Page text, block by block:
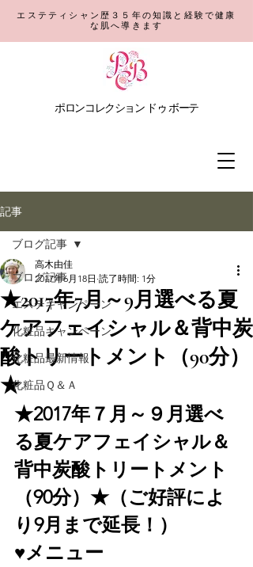
エステティシャン歴３５年の知識と経験で健康
な肌へ導きます
​ポロンコレクション ドゥ ボーテ
記事
ブログ記事
エステキャンペーン
化粧品キャンペーン
化粧品最新情報
化粧品Ｑ＆Ａ
ブログ記事
★2017年7月～9月選べる夏
ケアフェイシャル＆背中炭
酸トリートメント（90分）
★
高木由佳
2017年6月18日 読了時間: 1分
★2017年７月～９月選べ
る夏ケアフェイシャル＆
背中炭酸トリートメント
（90分）★（ご好評によ
り9月まで延長！）
♥メニュー